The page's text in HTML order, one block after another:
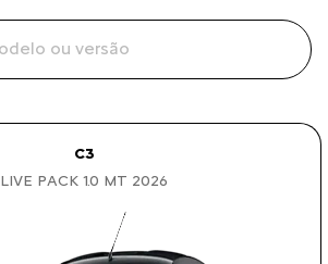
C3
LIVE PACK 1.0 MT 2026